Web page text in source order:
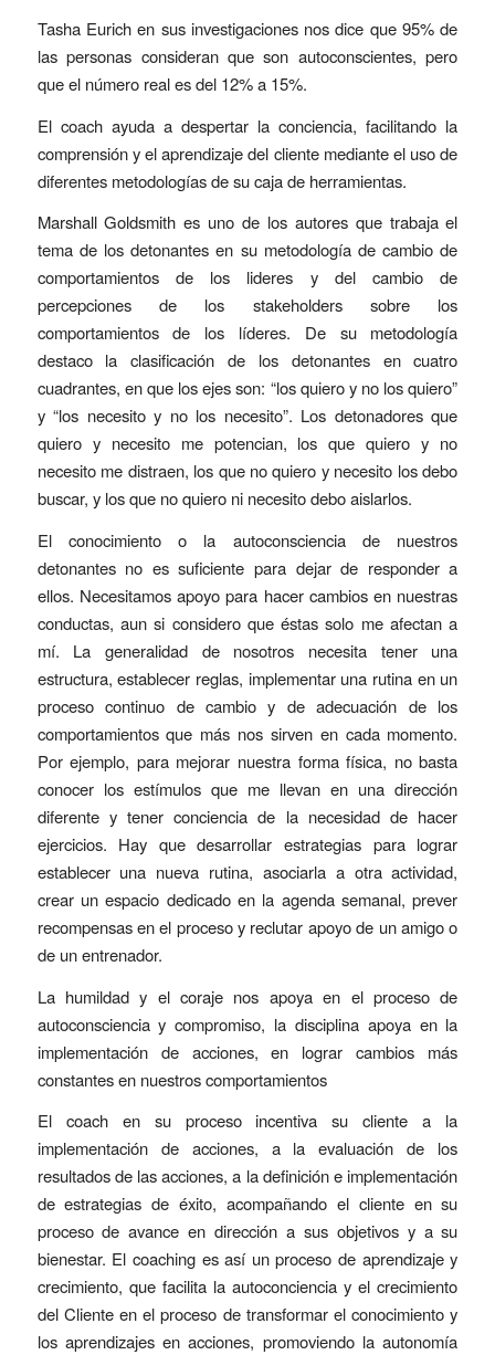
Tasha Eurich en sus investigaciones nos dice que 95% de
las personas consideran que son autoconscientes, pero
que el número real es del 12% a 15%.
El coach ayuda a despertar la conciencia, facilitando la
comprensión y el aprendizaje del cliente mediante el uso de
diferentes metodologías de su caja de herramientas.
Marshall Goldsmith es uno de los autores que trabaja el
tema de los detonantes en su metodología de cambio de
comportamientos de los lideres y del cambio de
percepciones de los stakeholders sobre los
comportamientos de los líderes. De su metodología
destaco la clasificación de los detonantes en cuatro
cuadrantes, en que los ejes son: “los quiero y no los quiero”
y “los necesito y no los necesito”. Los detonadores que
quiero y necesito me potencian, los que quiero y no
necesito me distraen, los que no quiero y necesito los debo
buscar, y los que no quiero ni necesito debo aislarlos.
El conocimiento o la autoconsciencia de nuestros
detonantes no es suficiente para dejar de responder a
ellos. Necesitamos apoyo para hacer cambios en nuestras
conductas, aun si considero que éstas solo me afectan a
mí. La generalidad de nosotros necesita tener una
estructura, establecer reglas, implementar una rutina en un
proceso continuo de cambio y de adecuación de los
comportamientos que más nos sirven en cada momento.
Por ejemplo, para mejorar nuestra forma física, no basta
conocer los estímulos que me llevan en una dirección
diferente y tener conciencia de la necesidad de hacer
ejercicios. Hay que desarrollar estrategias para lograr
establecer una nueva rutina, asociarla a otra actividad,
crear un espacio dedicado en la agenda semanal, prever
recompensas en el proceso y reclutar apoyo de un amigo o
de un entrenador.
La humildad y el coraje nos apoya en el proceso de
autoconsciencia y compromiso, la disciplina apoya en la
implementación de acciones, en lograr cambios más
constantes en nuestros comportamientos
El coach en su proceso incentiva su cliente a la
implementación de acciones, a la evaluación de los
resultados de las acciones, a la definición e implementación
de estrategias de éxito, acompañando el cliente en su
proceso de avance en dirección a sus objetivos y a su
bienestar. El coaching es así un proceso de aprendizaje y
crecimiento, que facilita la autoconciencia y el crecimiento
del Cliente en el proceso de transformar el conocimiento y
los aprendizajes en acciones, promoviendo la autonomía